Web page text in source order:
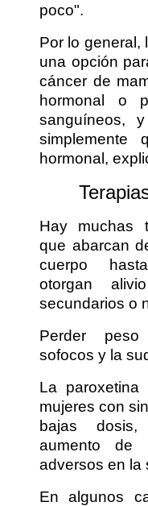
poco".
Por lo general,
una opción
cáncer de
hormonal o
sanguíneos,
simplemente
hormonal,
Hay muchas
que abarcan
cuerpo
otorgan
secundarios o
Perder
sofocos y la
La
mujeres con
bajas
aumento de
adversos en la
En algunos